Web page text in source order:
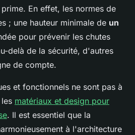
En effet, les normes de
; une hauteur minimale de un
pour prévenir les chutes
delà de la sécurité, d'autres
de compte.
et fonctionnels ne sont pas à
matériaux et design pour
. Il est essentiel que la
à l'architecture